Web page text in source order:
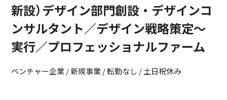
新設）デザイン部門創設・デザインコ
ンサルタント／デザイン戦略策定～
実行／プロフェッショナルファーム
ベンチャー企業 / 新規事業 / 転勤なし / 土日祝休み